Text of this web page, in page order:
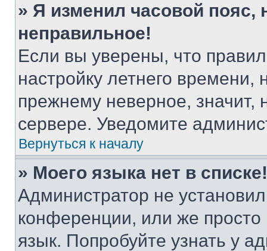
» Я изменил часовой пояс,
неправильное!
Если вы уверены, что
настройку летнего
прежнему неверное, значит,
сервере. Уведомите
Вернуться к началу
» Моего языка нет в списке!
Администратор не
конференции, или же
язык. Попробуйте узнать у